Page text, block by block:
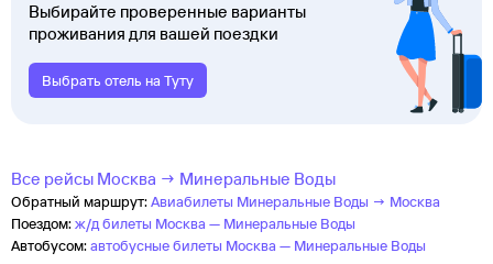
Выбирайте проверенные варианты
проживания для вашей поездки
Выбрать отель на Туту
Все рейсы Москва → Минеральные Воды
Обратный маршрут:Авиабилеты Минеральные Воды → Москва
Поездом:ж/д билеты Москва — Минеральные Воды
Автобусом:автобусные билеты Москва — Минеральные Воды